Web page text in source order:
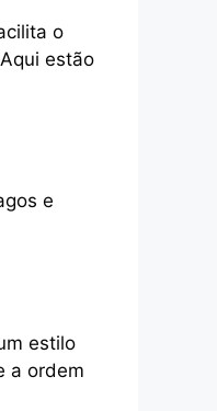
o
estão
e
estilo
a ordem